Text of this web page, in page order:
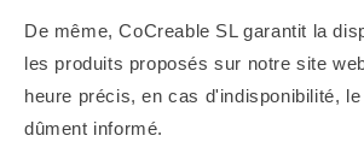
De même, CoCreable SL garantit la
les produits proposés sur notre site
heure précis, en cas d'indisponibilité,
dûment informé.